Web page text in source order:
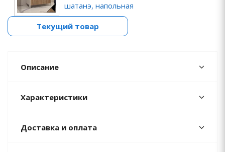
шатанэ, напольная
Текущий товар
Описание
Характеристики
Доставка и оплата